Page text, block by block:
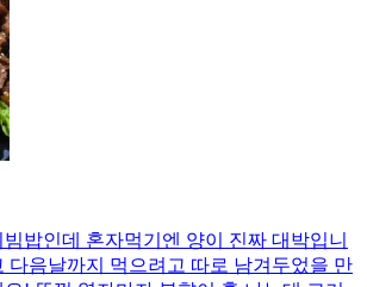
밥인데 혼자먹기엔 양이 진짜 대박입니
다음날까지 먹으려고 따로 남겨두었을 만